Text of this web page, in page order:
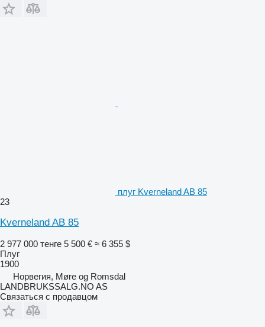
плуг Kverneland AB 85
23
Kverneland AB 85
2 977 000 тенге 5 500 € ≈ 6 355 $
Плуг
1900
Норвегия, Møre og Romsdal
LANDBRUKSSALG.NO AS
Связаться с продавцом